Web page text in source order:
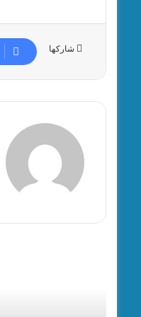
شاركها